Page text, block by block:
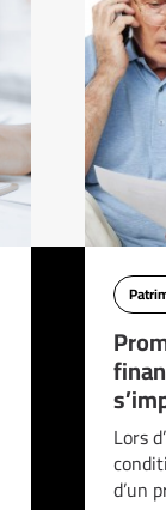
Lors
d’un